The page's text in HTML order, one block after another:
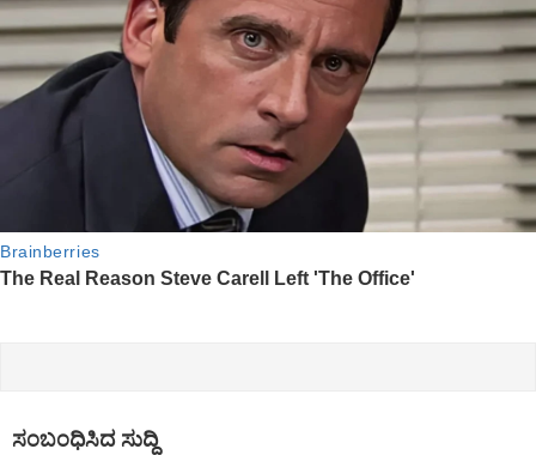
ಸಂಬಂಧಿಸಿದ ಸುದ್ದಿ